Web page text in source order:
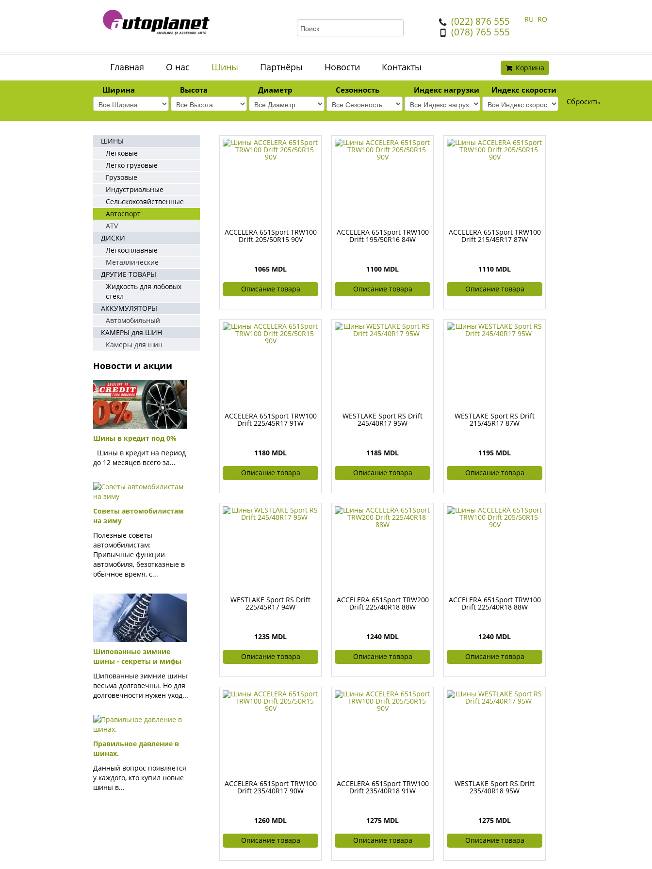
(022) 876 555
(078) 765 555
RU RO
Главная О нас Шины Партнёры Новости Контакты Корзина
Ширина Высота Диаметр Сезонность Индекс нагрузки
Индекс скорости
Сбросить
ШИНЫ
Легковые
Легко грузовые
Грузовые
Индустриальные
Сельскохозяйственные
Автоспорт
ATV
ДИСКИ
Легкосплавные
Металлические
ДРУГИЕ ТОВАРЫ
Жидкость для лобовых
стекл
АККУМУЛЯТОРЫ
Автомобильный
КАМЕРЫ для ШИН
Камеры для шин
Новости и акции
Шины в кредит под 0%
Шины в кредит на период
до 12 месяцев всего за...
Советы автомобилистам
на зиму
Полезные советы
автомобилистам:
Привычные функции
автомобиля, безотказные в
обычное время, с...
Шипованные зимние
шины - секреты и мифы
Шипованные зимние шины
весьма долговечны. Но для
долговечности нужен уход...
Правильное давление в
шинах.
Данный вопрос появляется
у каждого, кто купил новые
шины в...
ACCELERA 651Sport TRW100
Drift 205/50R15 90V
1065 MDL
Описание товара
ACCELERA 651Sport TRW100
Drift 195/50R16 84W
1100 MDL
Описание товара
ACCELERA 651Sport TRW100
Drift 215/45R17 87W
1110 MDL
Описание товара
ACCELERA 651Sport TRW100
Drift 225/45R17 91W
1180 MDL
Описание товара
WESTLAKE Sport RS Drift
245/40R17 95W
1185 MDL
Описание товара
WESTLAKE Sport RS Drift
215/45R17 87W
1195 MDL
Описание товара
WESTLAKE Sport RS Drift
225/45R17 94W
1235 MDL
Описание товара
ACCELERA 651Sport TRW200
Drift 225/40R18 88W
1240 MDL
Описание товара
ACCELERA 651Sport TRW100
Drift 225/40R18 88W
1240 MDL
Описание товара
ACCELERA 651Sport TRW100
Drift 235/40R17 90W
1260 MDL
Описание товара
ACCELERA 651Sport TRW100
Drift 235/40R18 91W
1275 MDL
Описание товара
WESTLAKE Sport RS Drift
235/40R18 95W
1275 MDL
Описание товара